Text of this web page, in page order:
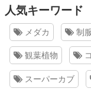
人気キーワード
メダカ 制
観葉植物
スーパーカブ